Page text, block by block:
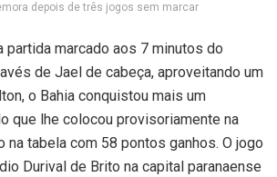
depois de três jogos sem marcar
partida marcado aos 7 minutos do
de Jael de cabeça, aproveitando um
o Bahia conquistou mais um
que lhe colocou provisoriamente na
na tabela com 58 pontos ganhos. O jogo
Durival de Brito na capital paranaense